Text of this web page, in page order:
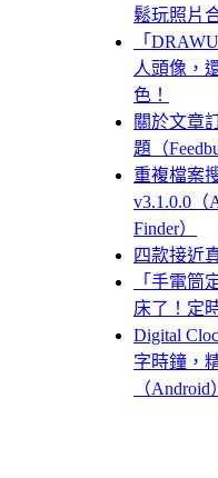
鬆玩照片
「
人頭像，
色！
關於文章
題（
重複檔案
v3.1.0.0（
Finder）
四款接近
「手電筒
床了！定
Digital
字時鐘，
（Android）